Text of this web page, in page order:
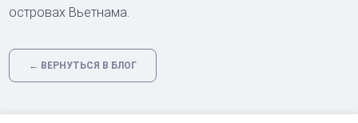
островах Вьетнама.
← ВЕРНУТЬСЯ В БЛОГ